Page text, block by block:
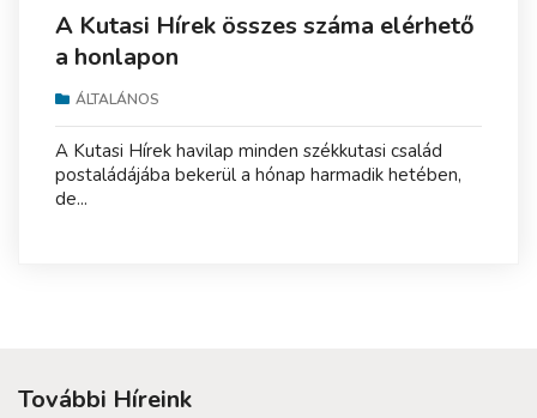
A Kutasi Hírek összes száma elérhető
a honlapon
ÁLTALÁNOS
A Kutasi Hírek havilap minden székkutasi család
postaládájába bekerül a hónap harmadik hetében,
de...
További Híreink